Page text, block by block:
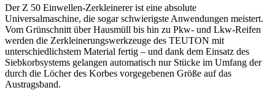
Der Z 50 Einwellen-Zerkleinerer ist eine absolute
Universalmaschine, die sogar schwierigste Anwendungen meistert.
Vom Grünschnitt über Hausmüll bis hin zu Pkw- und Lkw-Reifen
werden die Zerkleinerungswerkzeuge des TEUTON mit
unterschiedlichstem Material fertig – und dank dem Einsatz des
Siebkorbsystems gelangen automatisch nur Stücke im Umfang der
durch die Löcher des Korbes vorgegebenen Größe auf das
Austragsband.